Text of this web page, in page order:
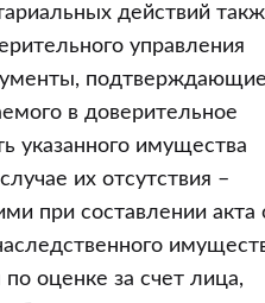
действий
управления
подтверждающие
в доверительное
указанного имущества
их отсутствия –
при составлении акта
оценке за счет лица,